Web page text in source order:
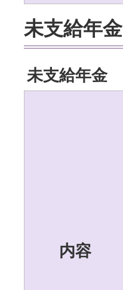
未支給年金
未支給年金
内容